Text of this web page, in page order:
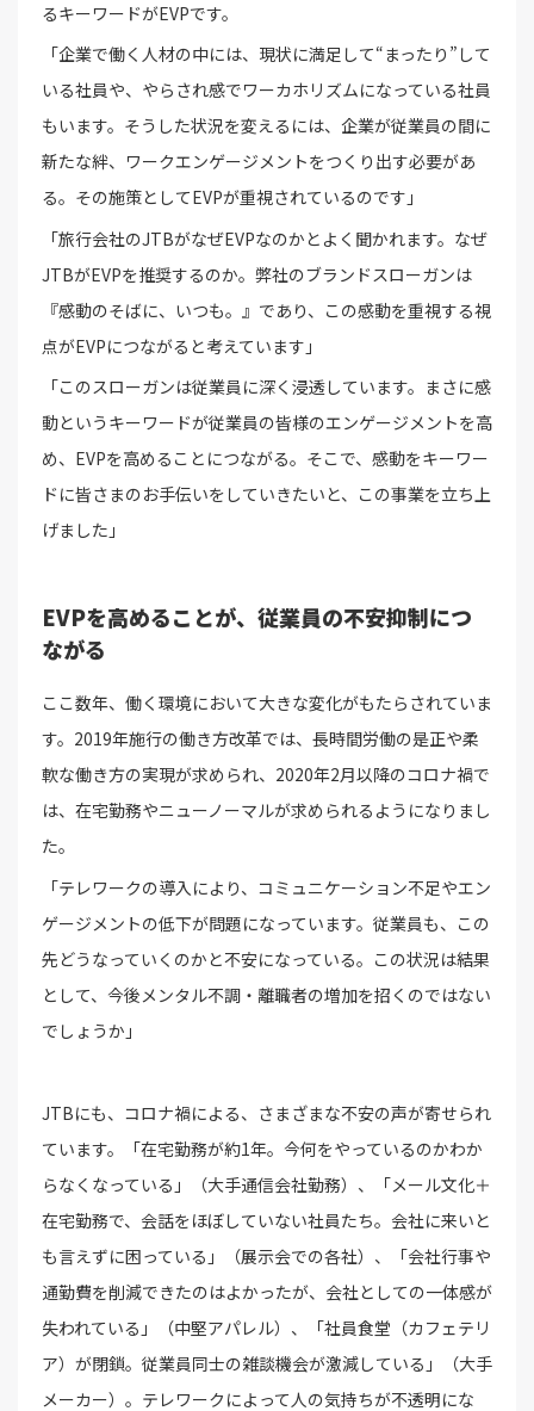
るキーワードがEVPです。
「企業で働く人材の中には、現状に満足して“まったり”して
いる社員や、やらされ感でワーカホリズムになっている社員
もいます。そうした状況を変えるには、企業が従業員の間に
新たな絆、ワークエンゲージメントをつくり出す必要があ
る。その施策としてEVPが重視されているのです」
「旅行会社のJTBがなぜEVPなのかとよく聞かれます。なぜ
JTBがEVPを推奨するのか。弊社のブランドスローガンは
『感動のそばに、いつも。』であり、この感動を重視する視
点がEVPにつながると考えています」
「このスローガンは従業員に深く浸透しています。まさに感
動というキーワードが従業員の皆様のエンゲージメントを高
め、EVPを高めることにつながる。そこで、感動をキーワー
ドに皆さまのお手伝いをしていきたいと、この事業を立ち上
げました」
EVPを高めることが、従業員の不安抑制につ
ながる
ここ数年、働く環境において大きな変化がもたらされていま
す。2019年施行の働き方改革では、長時間労働の是正や柔
軟な働き方の実現が求められ、2020年2月以降のコロナ禍で
は、在宅勤務やニューノーマルが求められるようになりまし
た。
「テレワークの導入により、コミュニケーション不足やエン
ゲージメントの低下が問題になっています。従業員も、この
先どうなっていくのかと不安になっている。この状況は結果
として、今後メンタル不調・離職者の増加を招くのではない
でしょうか」
JTBにも、コロナ禍による、さまざまな不安の声が寄せられ
ています。「在宅勤務が約1年。今何をやっているのかわか
らなくなっている」（大手通信会社勤務）、「メール文化＋
在宅勤務で、会話をほぼしていない社員たち。会社に来いと
も言えずに困っている」（展示会での各社）、「会社行事や
通勤費を削減できたのはよかったが、会社としての一体感が
失われている」（中堅アパレル）、「社員食堂（カフェテリ
ア）が閉鎖。従業員同士の雑談機会が激減している」（大手
メーカー）。テレワークによって人の気持ちが不透明にな